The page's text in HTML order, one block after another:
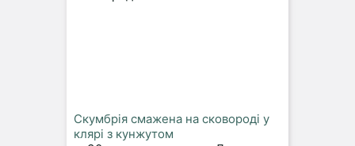
Скумбрія смажена на сковороді у
клярі з кунжутом